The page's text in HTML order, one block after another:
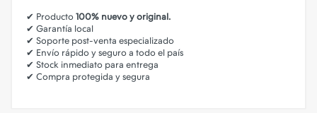
✔ Producto 100% nuevo y original.
✔ Garantía local
✔ Soporte post-venta especializado
✔ Envío rápido y seguro a todo el país
✔ Stock inmediato para entrega
✔ Compra protegida y segura